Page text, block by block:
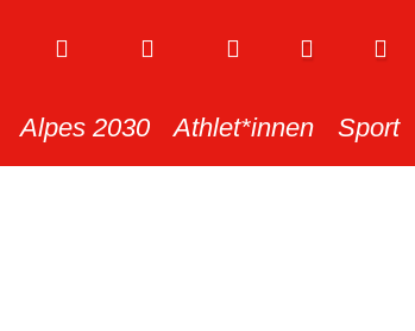
Alpes 2030 Athlet*innen Sport